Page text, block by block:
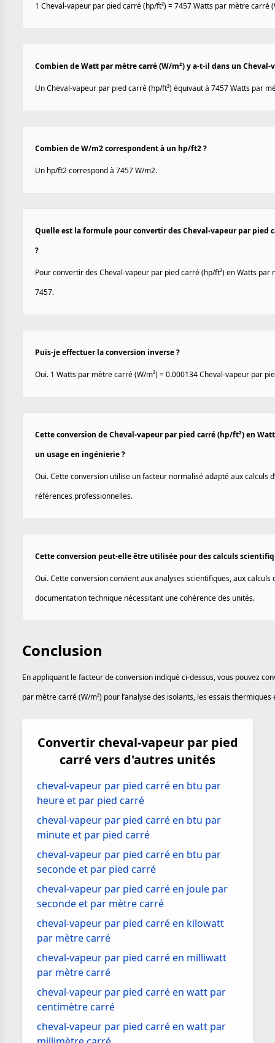
1 Cheval-vapeur par pied carré (hp/ft²) = 7457 Watts par mètre carré
Combien de Watt par mètre carré (W/m²) y a-t-il dans un
Un Cheval-vapeur par pied carré (hp/ft²) équivaut à 7457 Watts par
Combien de W/m2 correspondent à un hp/ft2 ?
Un hp/ft2 correspond à 7457 W/m2.
Quelle est la formule pour convertir des Cheval-vapeur par pied
?
Pour convertir des Cheval-vapeur par pied carré (hp/ft²) en Watts
7457.
Puis-je effectuer la conversion inverse ?
Oui. 1 Watts par mètre carré (W/m²) = 0.000134 Cheval-vapeur par
Cette conversion de Cheval-vapeur par pied carré (hp/ft²) en
un usage en ingénierie ?
Oui. Cette conversion utilise un facteur normalisé adapté aux calculs
références professionnelles.
Cette conversion peut-elle être utilisée pour des calculs
Oui. Cette conversion convient aux analyses scientifiques, aux calculs
documentation technique nécessitant une cohérence des unités.
Conclusion
En appliquant le facteur de conversion indiqué ci-dessus, vous pouvez
par mètre carré (W/m²) pour l’analyse des isolants, les essais
Convertir cheval-vapeur par pied
carré vers d'autres unités
cheval-vapeur par pied carré en btu par
heure et par pied carré
cheval-vapeur par pied carré en btu par
minute et par pied carré
cheval-vapeur par pied carré en btu par
seconde et par pied carré
cheval-vapeur par pied carré en joule par
seconde et par mètre carré
cheval-vapeur par pied carré en kilowatt
par mètre carré
cheval-vapeur par pied carré en milliwatt
par mètre carré
cheval-vapeur par pied carré en watt par
centimètre carré
cheval-vapeur par pied carré en watt par